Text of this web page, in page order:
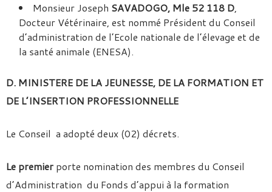
Monsieur Joseph SAVADOGO, Mle 52 118 D,
Docteur Vétérinaire, est nommé Président du Conseil
d’administration de l’Ecole nationale de l’élevage et de
la santé animale (ENESA).
D. MINISTERE DE LA JEUNESSE, DE LA FORMATION ET
DE L’INSERTION PROFESSIONNELLE
Le Conseil a adopté deux (02) décrets.
Le premier porte nomination des membres du Conseil
d’Administration du Fonds d’appui à la formation